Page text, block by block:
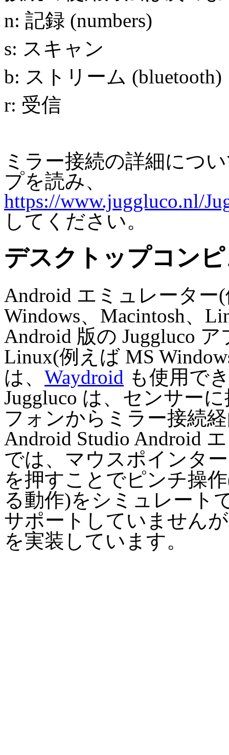
n: 記録 (numbers)
s: スキャン
b: ストリーム (bluetooth)
r: 受信
ミラー接続の詳細につ
プを読み、
https://www.juggluco.nl/
してください。
デスクトップコン
Android エミュレーター
Windows、Macintosh、
Android 版の Juggluco
Linux(例えば MS
は、 Waydroid も使用で
Juggluco は、センサー
フォンからミラー接続
Android Studio Android
では、マウスポインタ
を押すことでピンチ操
る動作)をシミュレート
サポートしていません
を実装しています。